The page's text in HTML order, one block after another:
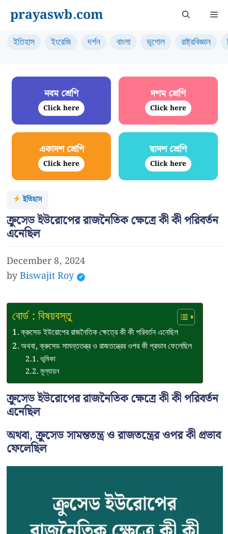
content
prayaswb.com
ইতিহাস ইংরেজি দর্শন বাংলা ভূগোল রাষ্ট্রবিজ্ঞান
নবম শ্রেণি
Click here
দশম শ্রেণি
Click here
একাদশ শ্রেণি
Click here
দ্বাদশ শ্রেণি
Click here
ইতিহাস
ক্রুসেড ইউরোপের রাজনৈতিক ক্ষেত্রে কী কী পরিবর্তন
এনেছিল
December 8, 2024
byBiswajit Roy
বোর্ড : বিষয়বস্তু
ক্রুসেড ইউরোপের রাজনৈতিক ক্ষেত্রে কী কী পরিবর্তন এনেছিল
অথবা, ক্রুসেড সামন্ততন্ত্র ও রাজতন্ত্রের ওপর কী প্রভাব ফেলেছিল
ভূমিকা
মূল্যায়ন
ক্রুসেড ইউরোপের রাজনৈতিক ক্ষেত্রে কী কী পরিবর্তন
এনেছিল
অথবা, ক্রুসেড সামন্ততন্ত্র ও রাজতন্ত্রের ওপর কী প্রভাব
ফেলেছিল